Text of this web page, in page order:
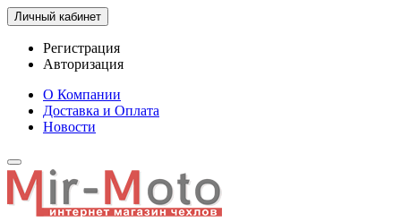
Личный кабинет
Регистрация
Авторизация
О Компании
Доставка и Оплата
Новости